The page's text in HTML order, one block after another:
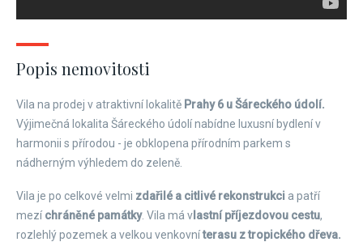
Popis nemovitosti
Vila na prodej v atraktivní lokalitě Prahy 6 u Šáreckého údolí.
Výjimečná lokalita Šáreckého údolí nabídne luxusní bydlení v
harmonii s přírodou - je obklopena přírodním parkem s
nádherným výhledem do zeleně.
Vila je po celkové velmi zdařilé a citlivé rekonstrukci a patří
mezíchráněné památky. Vila má v lastní příjezdovou cestu,
rozlehlý pozemek a velkou venkovníterasu z tropického dřeva.